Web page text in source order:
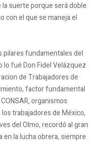
suerte porque será doble
con el que se maneja el
pilares fundamentales del
fué Don Fidel Velázquez
de Trabajadores de
factor fundamental
organismos
trabajadores de México,
del Olmo, recordó al gran
en la lucha obrera, siempre